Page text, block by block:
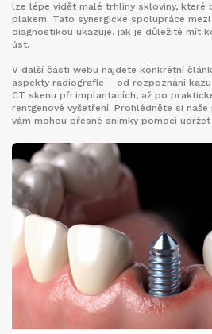
lze lépe vidět malé trhliny skloviny, které
plakem. Tato synergické spolupráce
diagnostikou ukazuje, jak je důležité mít
úst.
V další části webu najdete konkrétní
aspekty radiografie – od rozpoznání
CT skenu při implantacích, až po
rentgenové vyšetření. Prohlédněte si
vám mohou přesné snímky pomoci udržet